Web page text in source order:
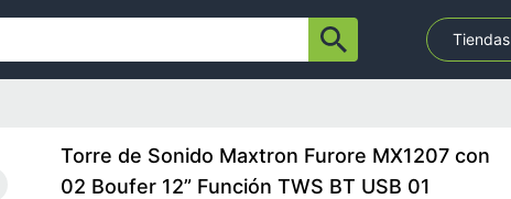
Tiendas
Torre de Sonido Maxtron Furore MX1207 con
02 Boufer 12” Función TWS BT USB 01